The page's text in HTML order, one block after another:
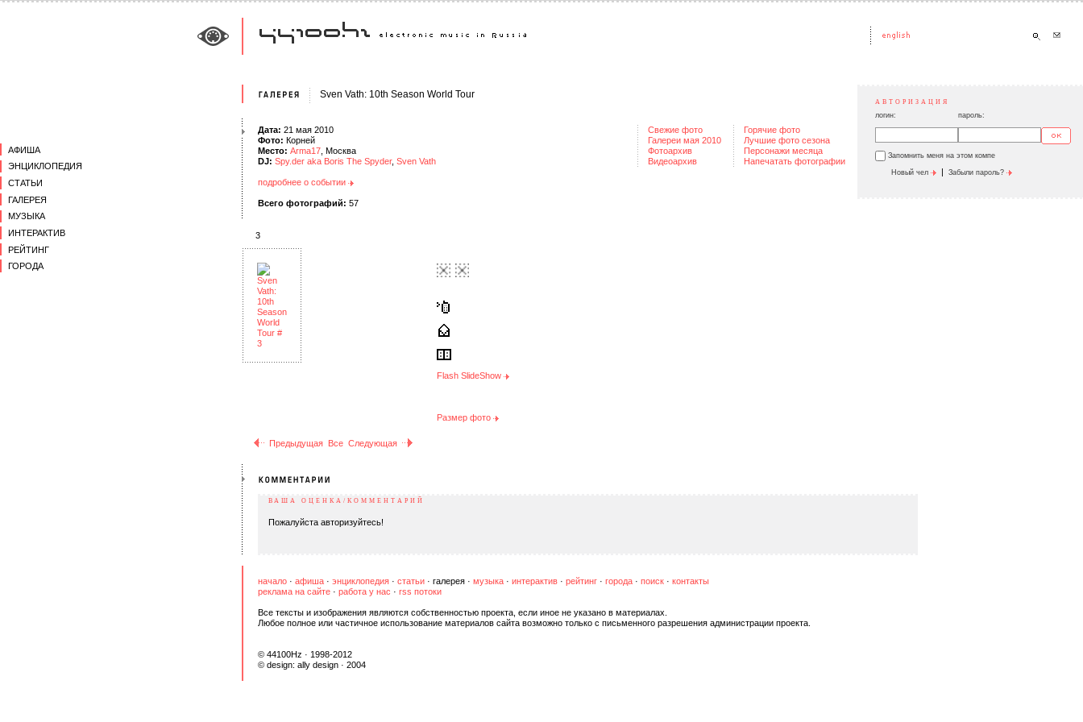
АФИША
ЭНЦИКЛОПЕДИЯ
СТАТЬИ
ГАЛЕРЕЯ
МУЗЫКА
ИНТЕРАКТИВ
РЕЙТИНГ
ГОРОДА
Sven Vath: 10th Season World Tour
Дата: 21 мая 2010
Фото: Корней
Место: Arma17 , Москва
DJ: Spy.der aka Boris The Spyder, Sven Vath
подробнее о событии
Всего фотографий: 57
Свежие фото
Галереи мая 2010
Фотоархив
Видеоархив
Горячие фото
Лучшие фото сезона
Персонажи месяца
Напечатать фотографии
АВТОРИЗАЦИЯ
логин: пароль:
Запомнить меня на этом компе
Новый чел | Забыли пароль?
3
Flash SlideShow
Размер фото
Предыдущая Все Следующая
ВАША ОЦЕНКА/КОММЕНТАРИЙ
Пожалуйста авторизуйтесь!
начало · афиша · энциклопедия · статьи · галерея · музыка · интерактив · рейтинг · города · поиск · контакты
реклама на сайте · работа у нас · rss потоки
Все тексты и изображения являются собственностью проекта, если иное не указано в материалах.
Любое полное или частичное использование материалов сайта возможно только с письменного разрешения администрации проекта.
© 44100Hz · 1998-2012
© design: ally design · 2004